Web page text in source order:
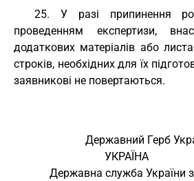
25. У разі припинення
проведенням експертизи,
додаткових матеріалів або
строків, необхідних для їх
заявникові не повертаються.
Державний Герб
                                 УКРАЇНА